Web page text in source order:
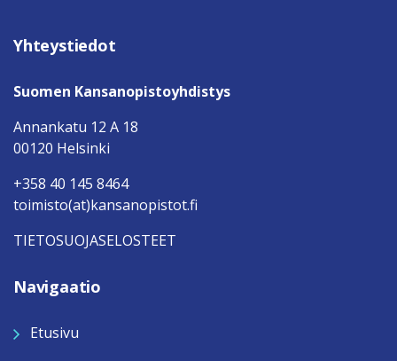
Yhteystiedot
Suomen Kansanopistoyhdistys
Annankatu 12 A 18
00120 Helsinki
+358 40 145 8464
toimisto(at)kansanopistot.fi
TIETOSUOJASELOSTEET
Navigaatio
Etusivu